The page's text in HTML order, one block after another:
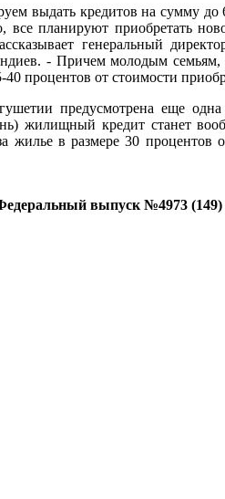
выдать кредитов на сумму до
все планируют приобретать
генеральный
- Причем молодым семьям,
40 процентов от стоимости
предусмотрена еще одна
жилищный кредит станет
жилье в размере 30
выпуск №4973 (149)